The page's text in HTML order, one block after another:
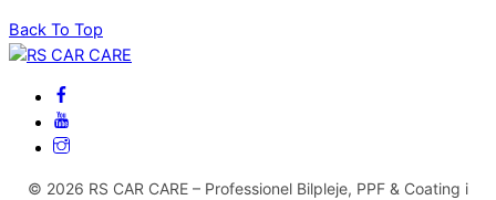
Back To Top
© 2026 RS CAR CARE – Professionel Bilpleje, PPF & Coating i